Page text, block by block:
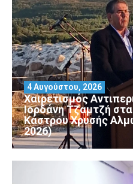
Χαιρετισμός
Ιορδάνη Τζαμτζή στα
Κάστρου Χρυσής
2026)
4 Αυγούστου, 2026